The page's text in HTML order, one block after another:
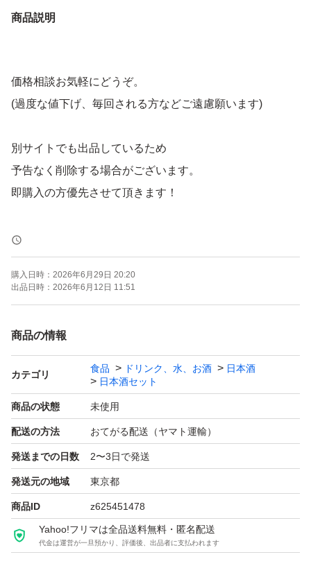
商品説明
価格相談お気軽にどうぞ。
(過度な値下げ、毎回される方などご遠慮願います)
別サイトでも出品しているため
予告なく削除する場合がございます。
即購入の方優先させて頂きます！
トラブル防止の為、返品、返金はお断りします。
よろしくお願いします！！
ておりません。ご了承ください。
・購入意思のない価格相談はお辞めください。
・20歳未満の方には販売しません。
・段ボールでの発送中に割れてしまう事があったため、お
酒用のP箱で発送しております！
・段ボールご希望の際は購入後にメッセージでご連絡くだ
さい。
・配達日時のご希望がある方も購入後のメッセージでご連
絡ください。
購入日時： 2026年6月29日 20:20
出品日時： 2026年6月12日 11:51
商品の情報
カテゴリ
食品 ドリンク、水、お酒
日本酒
日本酒セット
商品の状態 未使用
配送の方法 おてがる配送（ヤマト運輸）
発送までの日数 2〜3日で発送
発送元の地域 東京都
商品ID z625451478
Yahoo!フリマは全品送料無料・匿名配送
代金は運営が一旦預かり、評価後、出品者に支払われます